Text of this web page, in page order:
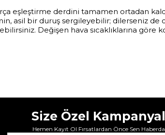
eşleştirme derdini tamamen ortadan
asil bir duruş sergileyebilir; dilerseniz de
Değişen hava sıcaklıklarına
Size Özel
Hemen Kayıt Ol Fırsatlardan Önce Sen